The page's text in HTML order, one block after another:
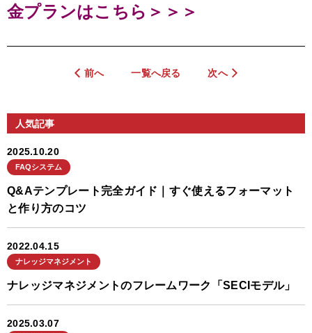
金プランはこちら＞＞＞
前へ 一覧へ戻る 次へ
人気記事
2025.10.20
FAQシステム
Q&Aテンプレート完全ガイド｜すぐ使えるフォーマット
と作り方のコツ
2022.04.15
ナレッジマネジメント
ナレッジマネジメントのフレームワーク「SECIモデル」
2025.03.07